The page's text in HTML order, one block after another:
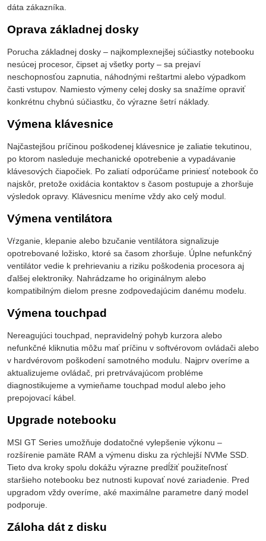
dáta zákazníka.
Oprava základnej dosky
Porucha základnej dosky – najkomplexnejšej súčiastky notebooku
nesúcej procesor, čipset aj všetky porty – sa prejaví
neschopnosťou zapnutia, náhodnými reštartmi alebo výpadkom
časti vstupov. Namiesto výmeny celej dosky sa snažíme opraviť
konkrétnu chybnú súčiastku, čo výrazne šetrí náklady.
Výmena klávesnice
Najčastejšou príčinou poškodenej klávesnice je zaliatie tekutinou,
po ktorom nasleduje mechanické opotrebenie a vypadávanie
klávesových čiapočiek. Po zaliatí odporúčame priniesť notebook čo
najskôr, pretože oxidácia kontaktov s časom postupuje a zhoršuje
výsledok opravy. Klávesnicu meníme vždy ako celý modul.
Výmena ventilátora
Vŕzganie, klepanie alebo bzučanie ventilátora signalizuje
opotrebované ložisko, ktoré sa časom zhoršuje. Úplne nefunkčný
ventilátor vedie k prehrievaniu a riziku poškodenia procesora aj
ďalšej elektroniky. Nahrádzame ho originálnym alebo
kompatibilným dielom presne zodpovedajúcim danému modelu.
Výmena touchpad
Nereagujúci touchpad, nepravidelný pohyb kurzora alebo
nefunkčné kliknutia môžu mať príčinu v softvérovom ovládači alebo
v hardvérovom poškodení samotného modulu. Najprv overíme a
aktualizujeme ovládač, pri pretrvávajúcom probléme
diagnostikujeme a vymieňame touchpad modul alebo jeho
prepojovací kábel.
Upgrade notebooku
MSI GT Series umožňuje dodatočné vylepšenie výkonu –
rozšírenie pamäte RAM a výmenu disku za rýchlejší NVMe SSD.
Tieto dva kroky spolu dokážu výrazne predĺžiť použiteľnosť
staršieho notebooku bez nutnosti kupovať nové zariadenie. Pred
upgradom vždy overíme, aké maximálne parametre daný model
podporuje.
Záloha dát z disku